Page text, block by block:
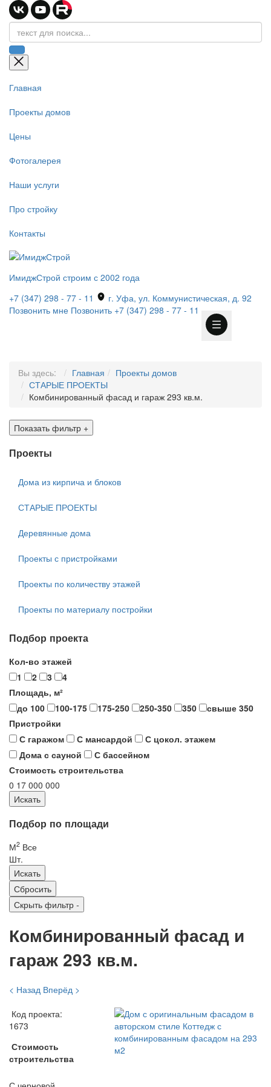
Главная
Проекты домов
Цены
Фотогалерея
Наши услуги
Про стройку
Контакты
ИмиджСтрой строим с 2002 года
+7 (347) 298 - 77 - 11
г. Уфа, ул. Коммунистическая, д. 92
Позвонить мне Позвонить +7 (347) 298 - 77 - 11
Вы здесь: Главная
Проекты домов
СТАРЫЕ ПРОЕКТЫ
Комбинированный фасад и гараж 293 кв.м.
Показать фильтр +
Проекты
Дома из кирпича и блоков
СТАРЫЕ ПРОЕКТЫ
Деревянные дома
Проекты с пристройками
Проекты по количеству этажей
Проекты по материалу постройки
Подбор проекта
Кол-во этажей
1
2 3
4
Площадь, м²
до 100
100-175 175-250 250-350 350
свыше 350
Пристройки
С гаражом
С мансардой
С цокол. этажем
Дома с сауной
С бассейном
Стоимость строительства
0 17 000 000
Подбор по площади
М2 Все
Шт.
Скрыть фильтр -
Комбинированный фасад и
гараж 293 кв.м.
< Назад Вперёд >
Код проекта:
1673
Стоимость
строительства